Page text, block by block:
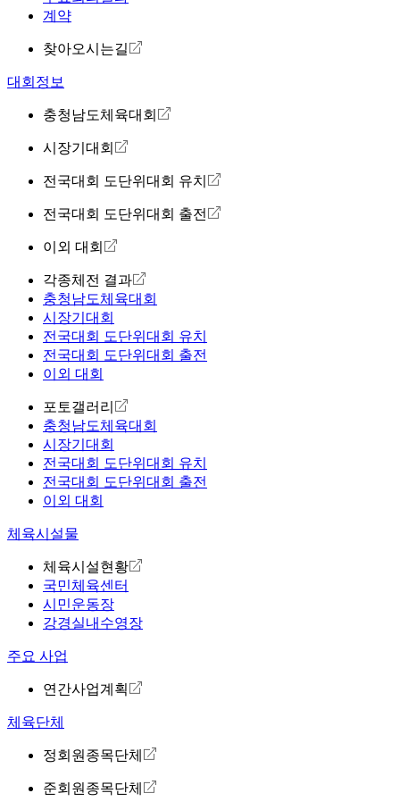
계약
찾아오시는길
대회정보
충청남도체육대회
시장기대회
전국대회 도단위대회 유치
전국대회 도단위대회 출전
이외 대회
각종체전 결과
충청남도체육대회
시장기대회
전국대회 도단위대회 유치
전국대회 도단위대회 출전
이외 대회
포토갤러리
충청남도체육대회
시장기대회
전국대회 도단위대회 유치
전국대회 도단위대회 출전
이외 대회
체육시설물
체육시설현황
국민체육센터
시민운동장
강경실내수영장
주요 사업
연간사업계획
체육단체
정회원종목단체
준회원종목단체